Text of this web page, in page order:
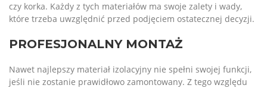
czy korka. Każdy z tych materiałów ma swoje zalety i wady,
które trzeba uwzględnić przed podjęciem ostatecznej decyzji.
PROFESJONALNY MONTAŻ
Nawet najlepszy materiał izolacyjny nie spełni swojej funkcji,
jeśli nie zostanie prawidłowo zamontowany. Z tego względu